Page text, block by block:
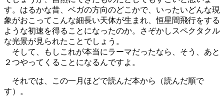
す。はるかな昔、ベガの方向のどこかで、いったいどんな現
象がおこってこんな細長い天体が生まれ、恒星間飛行をする
ような初速を得ることになったのか。さぞかしスペクタクル
な光景が見られたことでしょう。
そして、もしこれが本当にラーマだったなら、そう、あと
２つやってくることになるんですよ。
それでは、この一月ほどで読んだ本から（読んだ順で
す）。